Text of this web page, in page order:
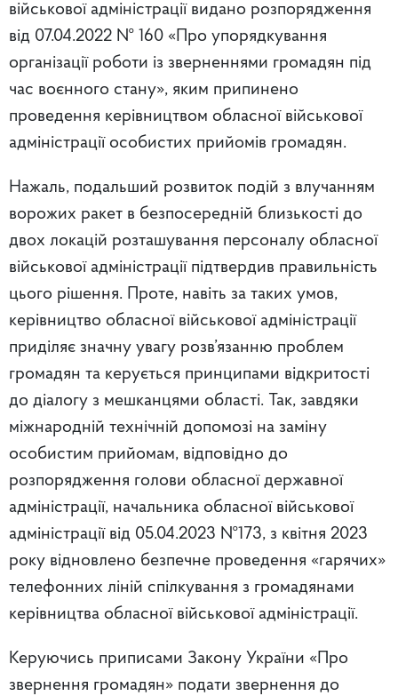
військової адміністрації видано розпорядження
від 07.04.2022 № 160 «Про упорядкування
організації роботи із зверненнями громадян під
час воєнного стану», яким припинено
проведення керівництвом обласної військової
адміністрації особистих прийомів громадян.
Нажаль, подальший розвиток подій з влучанням
ворожих ракет в безпосередній близькості до
двох локацій розташування персоналу обласної
військової адміністрації підтвердив правильність
цього рішення. Проте, навіть за таких умов,
керівництво обласної військової адміністрації
приділяє значну увагу розв’язанню проблем
громадян та керується принципами відкритості
до діалогу з мешканцями області. Так, завдяки
міжнародній технічній допомозі на заміну
особистим прийомам, відповідно до
розпорядження голови обласної державної
адміністрації, начальника обласної військової
адміністрації від 05.04.2023 №173, з квітня 2023
року відновлено безпечне проведення «гарячих»
телефонних ліній спілкування з громадянами
керівництва обласної військової адміністрації.
Керуючись приписами Закону України «Про
звернення громадян» подати звернення до